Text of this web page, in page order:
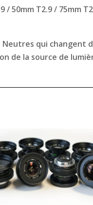
/ 50mm T2.9 / 75mm
Neutres qui changent
de la source de